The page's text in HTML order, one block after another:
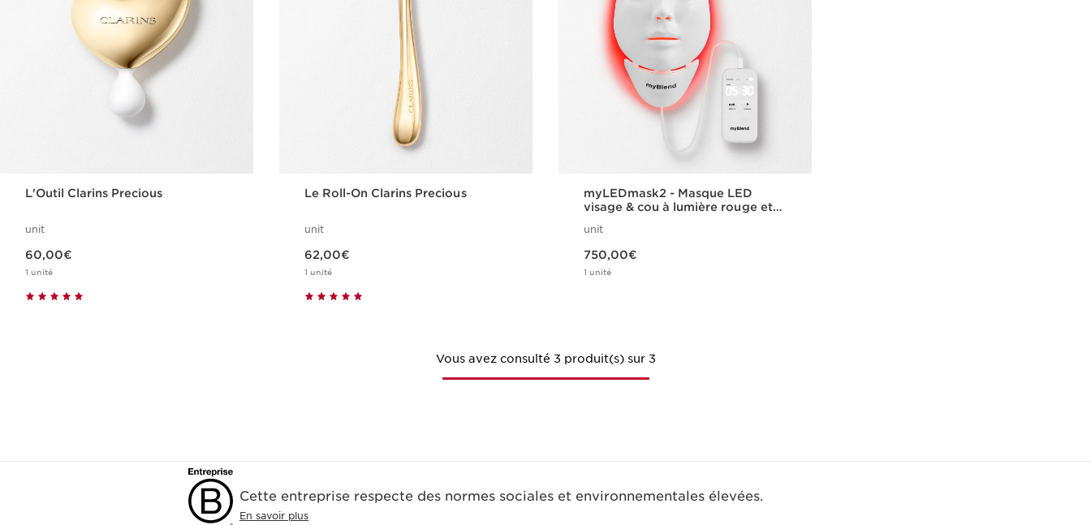
L'Outil Clarins Precious
unit
60,00€
1 unité
Le Roll-On Clarins Precious
unit
62,00€
1 unité
myLEDmask2 - Masque LED
visage & cou à lumière rouge et
unit
750,00€
1 unité
Vous avez consulté 3 produit(s) sur 3
Cette entreprise respecte des normes sociales et environnementales élevées.
En savoir plus